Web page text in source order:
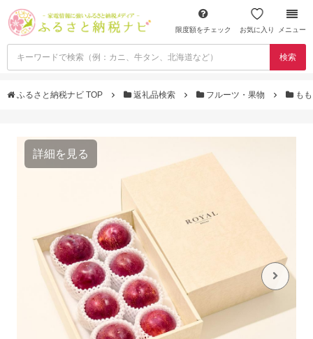
限度額をチェック お気に入り メニュー
検索
ふるさと納税ナビ TOP 返礼品検索 フルーツ・果物 も
詳細を見る